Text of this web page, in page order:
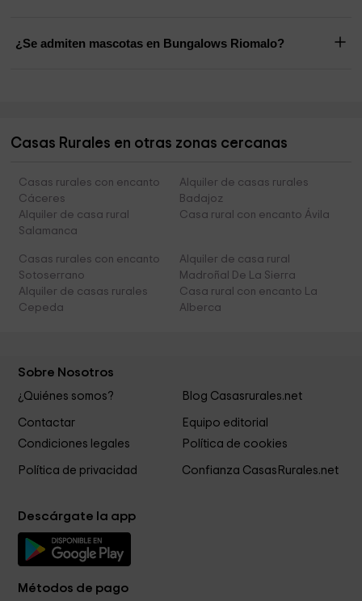
¿Se admiten mascotas en Bungalows Riomalo?
Casas Rurales en otras zonas cercanas
Casas rurales con encanto
Cáceres
Alquiler de casas rurales
Badajoz
Alquiler de casa rural
Salamanca
Casa rural con encanto Ávila
Casas rurales con encanto
Sotoserrano
Alquiler de casa rural
Madroñal De La Sierra
Alquiler de casas rurales
Cepeda
Casa rural con encanto La
Alberca
Sobre Nosotros
¿Quiénes somos? Blog Casasrurales.net
Contactar
Equipo editorial
Condiciones legales
Política de cookies
Política de privacidad Confianza CasasRurales.net
Descárgate la app
Métodos de pago